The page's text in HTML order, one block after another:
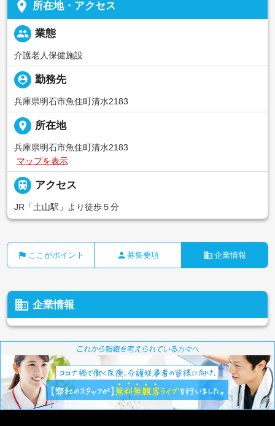
place 所在地・アクセス
people 業態
介護老人保健施設
person_pin 勤務先
兵庫県明石市魚住町清水2183
place 所在地
兵庫県明石市魚住町清水2183
マップを表示
 アクセス
JR「土山駅」より徒歩５分
flag ここがポイント person 募集要項 business 企業情報
business 企業情報